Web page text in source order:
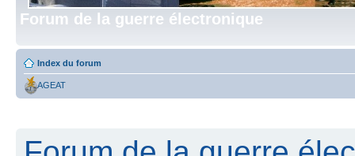
Forum de la guerre électronique
Index du forum
AGEAT